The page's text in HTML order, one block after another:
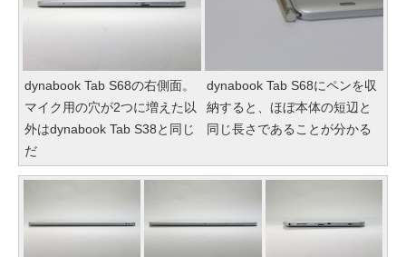
dynabook Tab S68の右側面。
マイク用の穴が2つに増えた以
外はdynabook Tab S38と同じ
だ
dynabook Tab S68にペンを収
納すると、ほぼ本体の短辺と
同じ長さであることが分かる